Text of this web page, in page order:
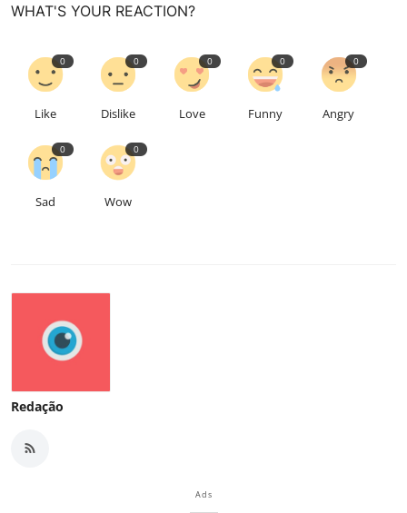
WHAT'S YOUR REACTION?
0
Like
0
Dislike
0
Love
0
Funny
0
Angry
0
Sad
0
Wow
Redação
Ads